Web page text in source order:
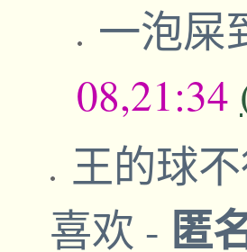
一泡屎
08,21:34
王的球
喜欢 - 匿